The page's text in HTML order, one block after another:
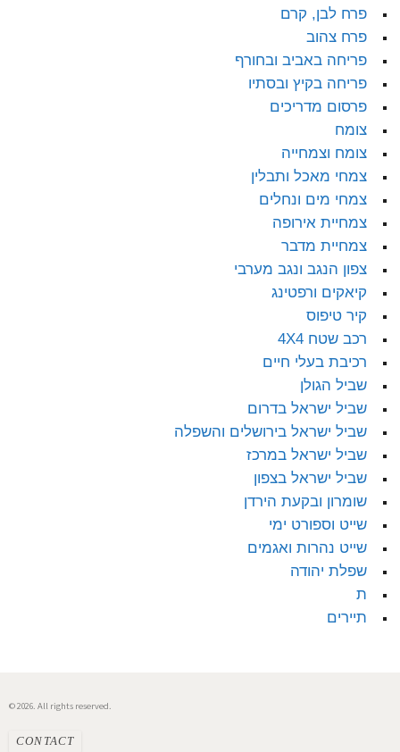
פרח לבן, קרם
פרח צהוב
פריחה באביב ובחורף
פריחה בקיץ ובסתיו
פרסום מדריכים
צומח
צומח וצמחייה
צמחי מאכל ותבלין
צמחי מים ונחלים
צמחיית אירופה
צמחיית מדבר
צפון הנגב ונגב מערבי
קיאקים ורפטינג
קיר טיפוס
רכב שטח 4X4
רכיבת בעלי חיים
שביל הגולן
שביל ישראל בדרום
שביל ישראל בירושלים והשפלה
שביל ישראל במרכז
שביל ישראל בצפון
שומרון ובקעת הירדן
שייט וספורט ימי
שייט נהרות ואגמים
שפלת יהודה
ת
תיירים
© 2026. All rights reserved.
CONTACT